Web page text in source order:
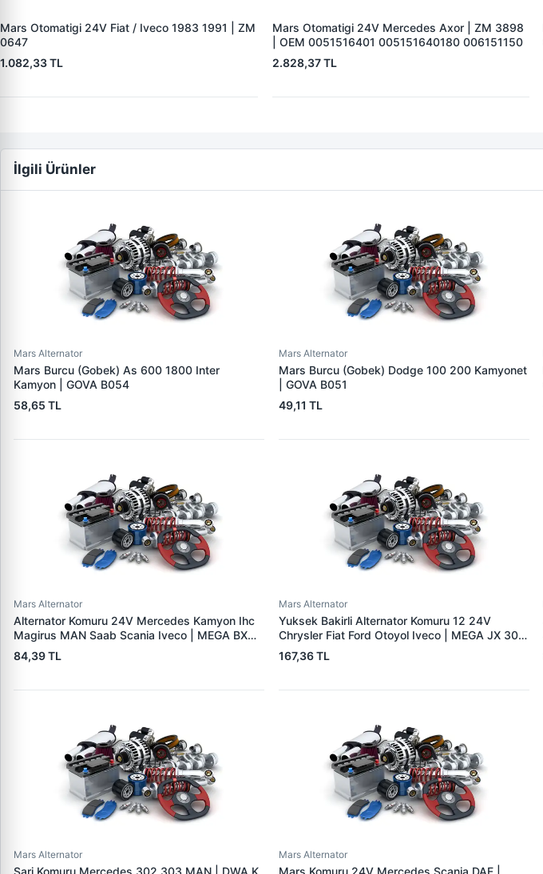
Mars Otomatigi 24V Fiat / Iveco 1983 1991 | ZM
0647
1.082,33 TL
Mars Otomatigi 24V Mercedes Axor | ZM 3898
| OEM 0051516401 005151640180 006151150
2.828,37 TL
İlgili Ürünler
Mars Alternator
Mars Burcu (Gobek) As 600 1800 Inter
Kamyon | GOVA B054
58,65 TL
Mars Alternator
Mars Burcu (Gobek) Dodge 100 200 Kamyonet
| GOVA B051
49,11 TL
Mars Alternator
Alternator Komuru 24V Mercedes Kamyon Ihc
Magirus MAN Saab Scania Iveco | MEGA BX
202 | OEM 127 014 013
84,39 TL
Mars Alternator
Yuksek Bakirli Alternator Komuru 12 24V
Chrysler Fiat Ford Otoyol Iveco | MEGA JX 30-
31SCU | OEM 749 904 31
167,36 TL
Mars Alternator
Sarj Komuru Mercedes 302 303 MAN | DWA K
Mars Alternator
Mars Komuru 24V Mercedes Scania DAF |